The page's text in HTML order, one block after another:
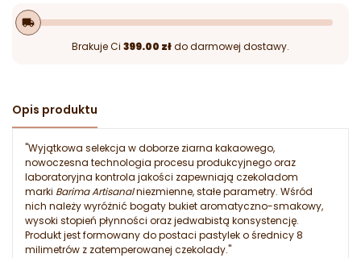
local_shipping
Brakuje Ci 399.00 złdo darmowej dostawy.
Opis produktu
"Wyjątkowa selekcja w doborze ziarna kakaowego,
nowoczesna technologia procesu produkcyjnego oraz
laboratoryjna kontrola jakości zapewniają czekoladom
marki Barima Artisanalniezmienne, stałe parametry. Wśród
nich należy wyróżnić bogaty bukiet aromatyczno-smakowy,
wysoki stopień płynności oraz jedwabistą konsystencję.
Produkt jest formowany do postaci pastylek o średnicy 8
milimetrów z zatemperowanej czekolady."